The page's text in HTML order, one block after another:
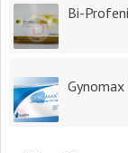
Bi-
Gynomax